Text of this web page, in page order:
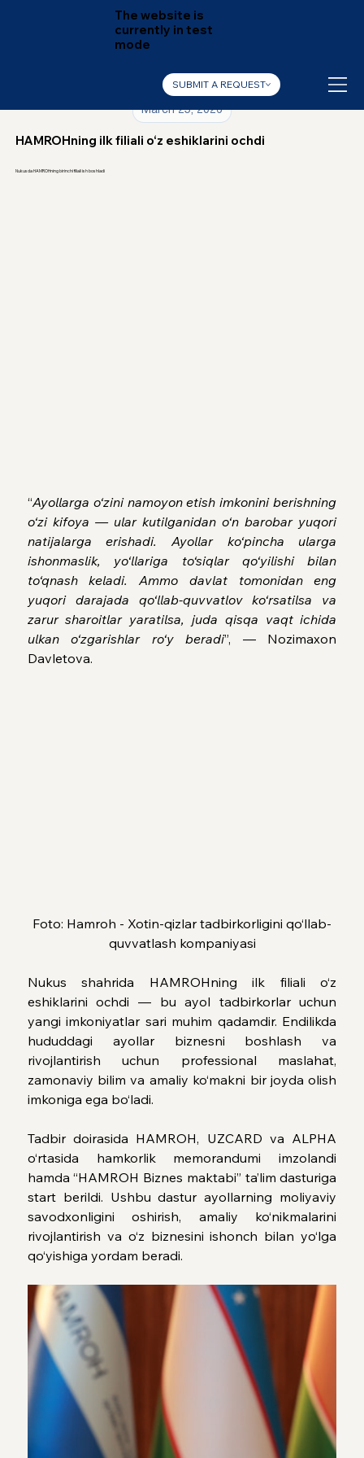
SUBMIT A REQUEST
The website is
currently in test
mode
March 25, 2026
HAMROHning ilk filiali o‘z eshiklarini ochdi
Nukusda HAMROHning birinchi filiali ish boshladi
“Ayollarga o‘zini namoyon etish imkonini berishning
o‘zi kifoya — ular kutilganidan o‘n barobar yuqori
natijalarga erishadi. Ayollar ko‘pincha ularga
ishonmaslik, yo‘llariga to‘siqlar qo‘yilishi bilan
to‘qnash keladi. Ammo davlat tomonidan eng
yuqori darajada qo‘llab-quvvatlov ko‘rsatilsa va
zarur sharoitlar yaratilsa, juda qisqa vaqt ichida
ulkan o‘zgarishlar ro‘y beradi”, — Nozimaxon
Davletova.
Foto: Hamroh - Xotin-qizlar tadbirkorligini qo‘llab-
quvvatlash kompaniyasi
Nukus shahrida HAMROHning ilk filiali o‘z
eshiklarini ochdi — bu ayol tadbirkorlar uchun
yangi imkoniyatlar sari muhim qadamdir. Endilikda
hududdagi ayollar biznesni boshlash va
rivojlantirish uchun professional maslahat,
zamonaviy bilim va amaliy ko‘makni bir joyda olish
imkoniga ega bo‘ladi.
Tadbir doirasida HAMROH, UZCARD va ALPHA
o‘rtasida hamkorlik memorandumi imzolandi
hamda “HAMROH Biznes maktabi” ta’lim dasturiga
start berildi. Ushbu dastur ayollarning moliyaviy
savodxonligini oshirish, amaliy ko‘nikmalarini
rivojlantirish va o‘z biznesini ishonch bilan yo‘lga
qo‘yishiga yordam beradi.